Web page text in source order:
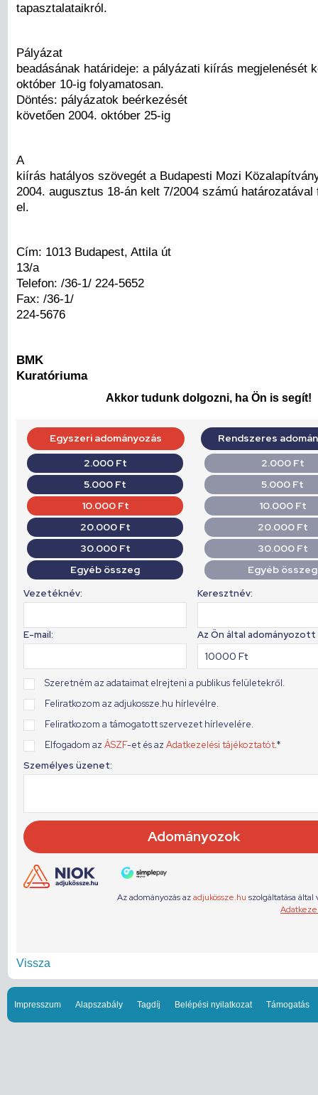
tapasztalataikról.
Pályázat
beadásának határideje: a pályázati kiírás megjelenését
október 10-ig folyamatosan.
Döntés: pályázatok beérkezését
követően 2004. október 25-ig
A
kiírás hatályos szövegét a Budapesti Mozi
2004. augusztus 18-án kelt 7/2004 számú határozatával
el.
Cím: 1013 Budapest, Attila út
13/a
Telefon: /36-1/ 224-5652
Fax: /36-1/
224-5676
BMK
Kuratóriuma
Akkor tudunk dolgozni, ha Ön is segít!
Vissza
Impresszum Alapszabály Tagdíj Belépési nyilatkozat Támogatás